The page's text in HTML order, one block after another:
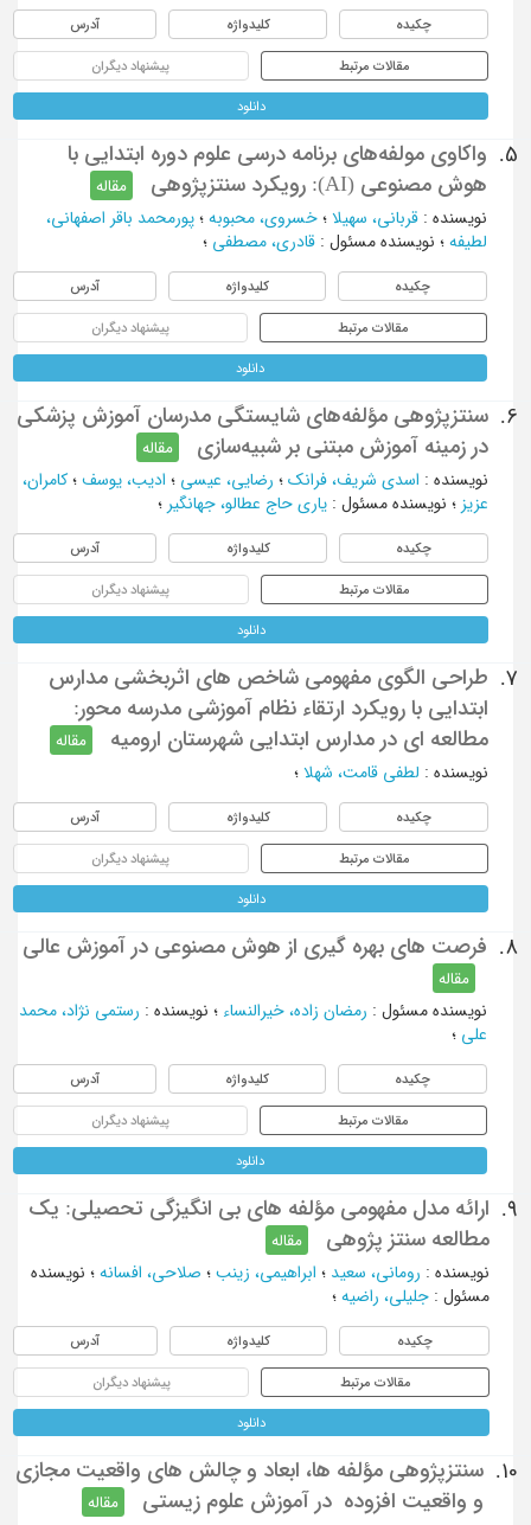
چکیده کلیدواژه آدرس
مقالات مرتبط پیشنهاد دیگران
دانلود
5.
واکاوی مولفه‌های برنامه درسی علوم دوره ابتدایی با
هوش مصنوعی (AI): رویکرد سنتزپژوهی
مقاله
نویسنده: قربانی، سهیلا؛ خسروی، محبوبه؛ پورمحمد باقر اصفهانی،
لطیفه؛ نویسنده مسئول : قادری، مصطفی ؛
چکیده کلیدواژه آدرس
مقالات مرتبط پیشنهاد دیگران
دانلود
6.
سنتزپژوهی مؤلفه‌های شایستگی مدرسان آموزش پزشکی
در زمینه آموزش مبتنی بر شبیه‌سازی
مقاله
نویسنده: اسدی شریف، فرانک؛ رضایی، عیسی ؛ ادیب، یوسف؛ کامران،
عزیز؛ نویسنده مسئول : یاری حاج عطالو، جهانگیر؛
چکیده کلیدواژه آدرس
مقالات مرتبط پیشنهاد دیگران
دانلود
7.
طراحی الگوی مفهومی شاخص های اثربخشی مدارس
ابتدایی با رویکرد ارتقاء نظام آموزشی مدرسه محور:
مطالعه ای در مدارس ابتدایی شهرستان ارومیه
مقاله
نویسنده: لطفی قامت، شهلا؛
چکیده کلیدواژه آدرس
مقالات مرتبط پیشنهاد دیگران
دانلود
8. فرصت های بهره گیری از هوش مصنوعی در آموزش عالی
مقاله
نویسنده مسئول : رمضان زاده، خیرالنساء؛ نویسنده: رستمی نژاد، محمد
علی ؛
چکیده کلیدواژه آدرس
مقالات مرتبط پیشنهاد دیگران
دانلود
9.
ارائه مدل مفهومی مؤلفه های بی انگیزگی ‌تحصیلی: یک
مطالعه سنتز پژوهی
مقاله
نویسنده: رومانی، سعید؛ ابراهیمی، زینب؛ صلاحی، افسانه؛ نویسنده
مسئول : جلیلی، راضیه؛
چکیده کلیدواژه آدرس
مقالات مرتبط پیشنهاد دیگران
دانلود
10.
سنتزپژوهی مؤلفه ‫ها، ابعاد و چالش‫ های واقعيت مجازی
و واقعيت افزوده ‬‬‬‬‬‬‬‬‬‬‬‬‬‬ در آموزش علوم زيستی
مقاله